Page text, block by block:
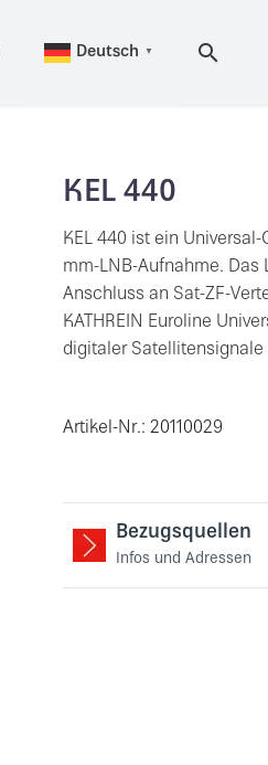
Deutsch ▼
KEL 440
KEL 440 ist ein
mm-LNB-Aufnahme. Das
Anschluss an Sat-ZF-
KATHREIN Euroline
digitaler Satellitensignale
Artikel-Nr.: 20110029
Bezugsquellen
Infos und Adressen